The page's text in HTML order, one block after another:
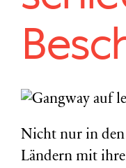
Nicht nur in den
Ländern mit